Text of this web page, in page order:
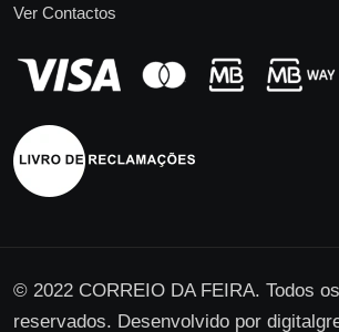
Ver Contactos
© 2022 CORREIO DA FEIRA. Todos
reservados. Desenvolvido por